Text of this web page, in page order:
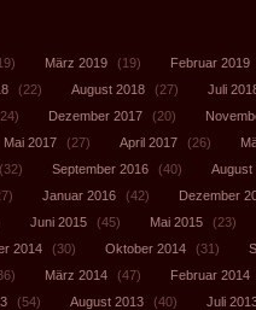
März 2019 (19) Februar 2019
(22) August 2018 (27)
Juli
Dezember 2017 (20)
Mai 2017 (27) April 2017 (26)
(32) September 2016 (40)
August
Januar 2016 (42)
Dezember
Juni 2015 (45) Mai 2015
(23)
2014 (30) Oktober 2014 (31)
März 2014 (47) Februar 2014
(54) August 2013 (40)
Juli